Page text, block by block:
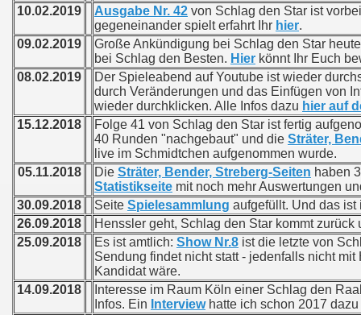
10.02.2019
Ausgabe Nr. 42 von Schlag den Star ist
gegeneinander spielt erfahrt Ihr hier.
09.02.2019
Große Ankündigung bei Schlag den Star
bei Schlag den Besten. Hier könnt Ihr Euch
08.02.2019
Der Spieleabend auf Youtube ist wieder
durch Veränderungen und das Einfügen von
wieder durchklicken. Alle Infos dazu hier auf
15.12.2018
Folge 41 von Schlag den Star ist fertig
40 Runden "nachgebaut" und die Sträter,
live im Schmidtchen aufgenommen wurde.
05.11.2018
Die Sträter, Bender, Streberg-Seiten haben
Statistikseite mit noch mehr Auswertungen
30.09.2018
Seite Spielesammlung aufgefüllt. Und das ist
26.09.2018
Henssler geht, Schlag den Star kommt
25.09.2018
Es ist amtlich: Show Nr.8 ist die letzte von
Sendung findet nicht statt - jedenfalls nicht
Kandidat wäre.
14.09.2018
Interesse im Raum Köln einer Schlag den
Infos. Ein Interviewhatte ich schon 2017 dazu